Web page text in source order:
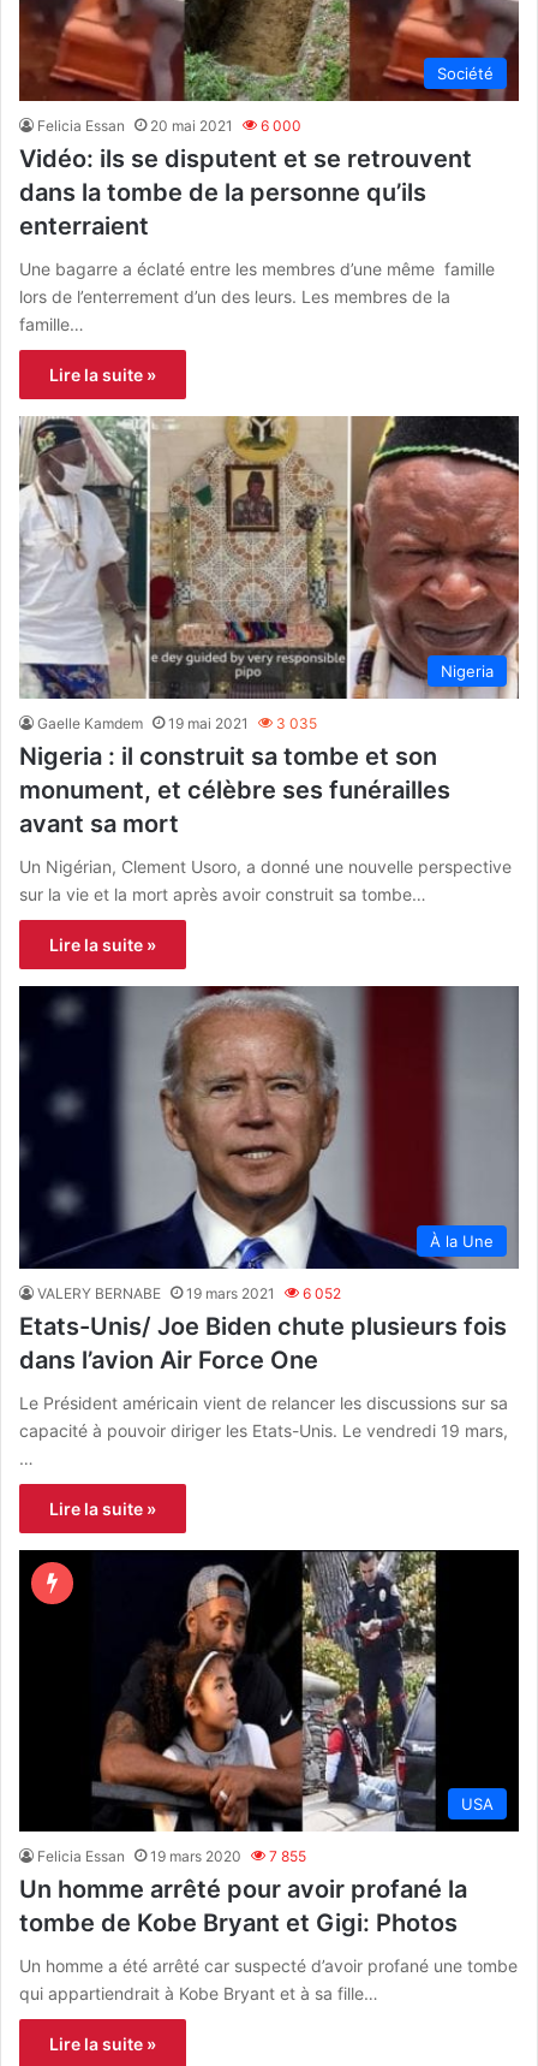
Société
Felicia Essan 20 mai 2021 6 000
Vidéo: ils se disputent et se retrouvent
dans la tombe de la personne qu’ils
enterraient
Une bagarre a éclaté entre les membres d’une même famille
lors de l’enterrement d’un des leurs. Les membres de la
famille…
Lire la suite »
Nigeria
Gaelle Kamdem 19 mai 2021 3 035
Nigeria : il construit sa tombe et son
monument, et célèbre ses funérailles
avant sa mort
Un Nigérian, Clement Usoro, a donné une nouvelle perspective
sur la vie et la mort après avoir construit sa tombe…
Lire la suite »
À la Une
VALERY BERNABE 19 mars 2021 6 052
Etats-Unis/ Joe Biden chute plusieurs fois
dans l’avion Air Force One
Le Président américain vient de relancer les discussions sur sa
capacité à pouvoir diriger les Etats-Unis. Le vendredi 19 mars,
…
Lire la suite »
USA
Felicia Essan 19 mars 2020 7 855
Un homme arrêté pour avoir profané la
tombe de Kobe Bryant et Gigi: Photos
Un homme a été arrêté car suspecté d’avoir profané une tombe
qui appartiendrait à Kobe Bryant et à sa fille…
Lire la suite »